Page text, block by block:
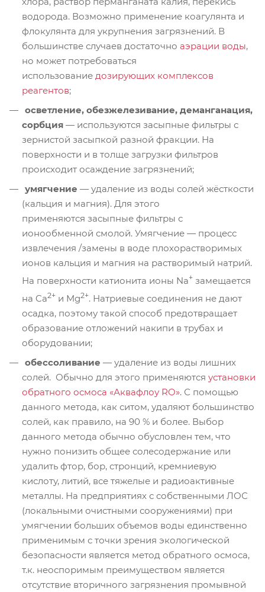
водорода. Возможно применение коагулянта и
флокулянта для укрупнения загрязнений. В
большинстве случаев достаточно аэрации воды,
но может потребоваться
использование дозирующих комплексов
реагентов;
осветление, обезжелезивание, деманганация,
сорбция — используются засыпные фильтры с
зернистой засыпкой разной фракции. На
поверхности и в толще загрузки фильтров
происходит осаждение загрязнений;
умягчение — удаление из воды солей жёсткости
(кальция и магния). Для этого
применяются засыпные фильтры с
ионообменной смолой. Умягчение — процесс
извлечения /замены в воде плохорастворимых
ионов кальция и магния на растворимый натрий.
На поверхности катионита ионы Na+ замещается
на Ca2+ и Mg2+. Натриевые соединения не дают
осадка, поэтому такой способ предотвращает
образование отложений накипи в трубах и
оборудовании;
обессоливание — удаление из воды лишних
солей. Обычно для этого применяются установки
обратного осмоса «Аквафлоу RO». С помощью
данного метода, как ситом, удаляют большинство
солей, как правило, на 90 % и более. Выбор
данного метода обычно обусловлен тем, что
нужно понизить общее солесодержание или
удалить фтор, бор, стронций, кремниевую
кислоту, литий, все тяжелые и радиоактивные
металлы. На предприятиях с собственными ЛОС
(локальными очистными сооружениями) при
умягчении больших объемов воды единственно
применимым с точки зрения экологической
безопасности является метод обратного осмоса,
т.к. неоспоримым преимуществом является
отсутствие вторичного загрязнения промывной